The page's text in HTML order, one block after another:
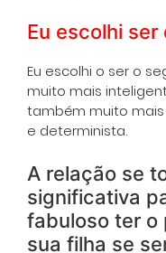
Eu escolhi
Eu escolhi o ser o
muito mais
também muito
e determinista.
A relação se
significativa
fabuloso ter o
sua filha se